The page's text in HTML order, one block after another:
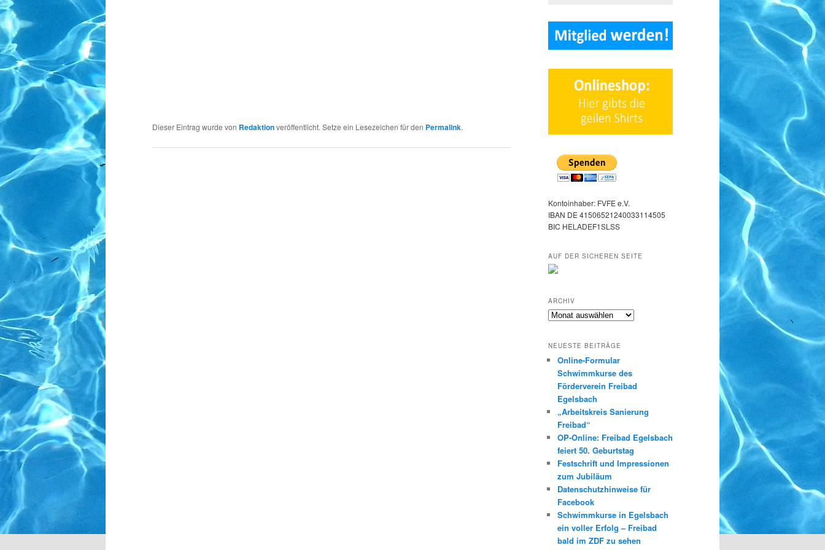
Dieser Eintrag wurde von Redaktionveröffentlicht. Setze ein Lesezeichen für den Permalink.
Kontoinhaber: FVFE e.V.
IBAN DE 41506521240033114505
BIC HELADEF1SLSS
AUF DER SICHEREN SEITE
ARCHIV
Archiv
NEUESTE BEITRÄGE
Online-Formular
Schwimmkurse des
Förderverein Freibad
Egelsbach
„Arbeitskreis Sanierung
Freibad“
OP-Online: Freibad Egelsbach
feiert 50. Geburtstag
Festschrift und Impressionen
zum Jubiläum
Datenschutzhinweise für
Facebook
Schwimmkurse in Egelsbach
ein voller Erfolg – Freibad
bald im ZDF zu sehen